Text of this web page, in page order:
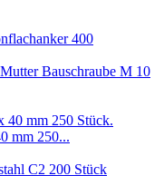
400
Bauschraube M 10
mm 250...